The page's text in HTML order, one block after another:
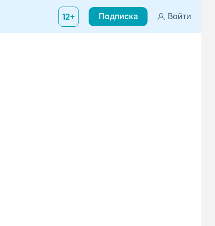
12+ Подписка Войти